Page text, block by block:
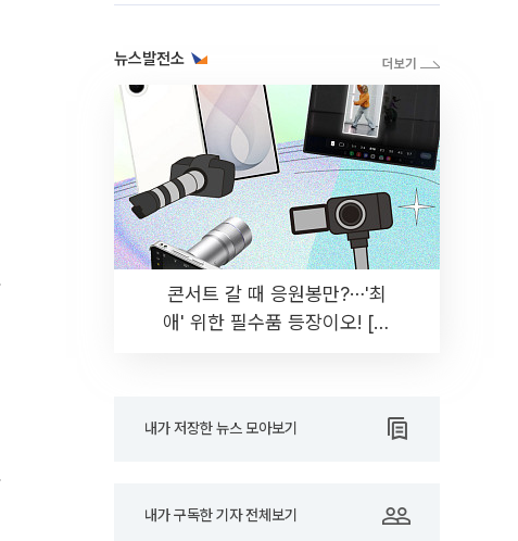
뉴스발전소
콘서트 갈 때 응원봉만?⋯'최
애' 위한 필수품 등장이오! [솔
내가 저장한 뉴스 모아보기
내가 구독한 기자 전체보기